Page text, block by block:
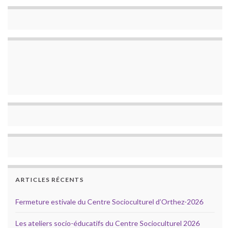
ARTICLES RÉCENTS
Fermeture estivale du Centre Socioculturel d’Orthez-2026
Les ateliers socio-éducatifs du Centre Socioculturel 2026